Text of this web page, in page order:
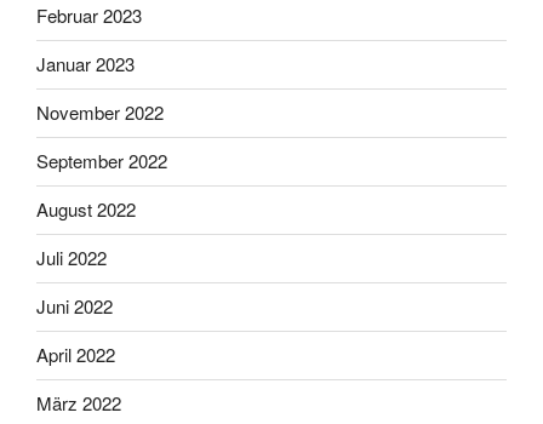
Februar 2023
Januar 2023
November 2022
September 2022
August 2022
Juli 2022
Juni 2022
April 2022
März 2022